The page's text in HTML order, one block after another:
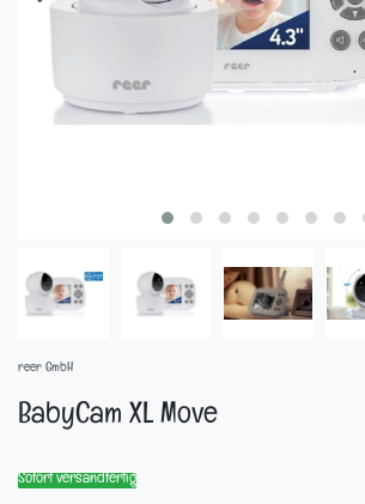
reer GmbH
BabyCam XL Move
Sofort versandfertig